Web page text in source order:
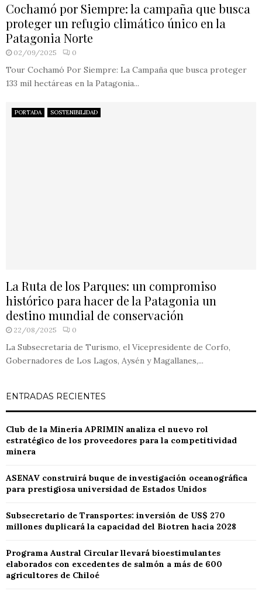
Cochamó por Siempre: la campaña que busca
proteger un refugio climático único en la
Patagonia Norte
02/09/2025 0
Tour Cochamó Por Siempre: La Campaña que busca proteger
133 mil hectáreas en la Patagonia...
PORTADA SOSTENIBILIDAD
La Ruta de los Parques: un compromiso
histórico para hacer de la Patagonia un
destino mundial de conservación
22/08/2025 0
La Subsecretaria de Turismo, el Vicepresidente de Corfo,
Gobernadores de Los Lagos, Aysén y Magallanes,...
ENTRADAS RECIENTES
Club de la Minería APRIMIN analiza el nuevo rol
estratégico de los proveedores para la competitividad
minera
ASENAV construirá buque de investigación oceanográfica
para prestigiosa universidad de Estados Unidos
Subsecretario de Transportes: inversión de US$ 270
millones duplicará la capacidad del Biotren hacia 2028
Programa Austral Circular llevará bioestimulantes
elaborados con excedentes de salmón a más de 600
agricultores de Chiloé